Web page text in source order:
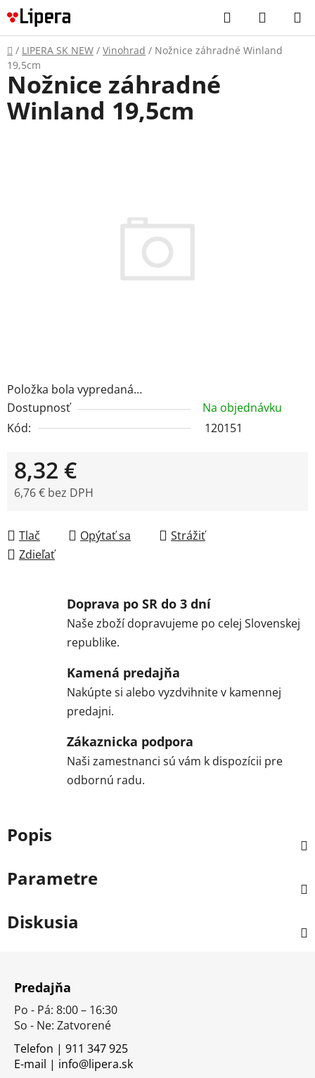
Prejsť
na
obsah
Hľadať
KOŠÍK
Domov
/ LIPERA SK NEW / Vinohrad / Nožnice záhradné Winland
19,5cm
Položka bola vypredaná…
Dostupnosť
Na objednávku
Kód:
120151
8,32 €
6,76 € bez DPH
Tlač
Opýtať sa
Strážiť
Zdieľať
Nožnice záhradné
Winland 19,5cm
Doprava po SR do 3 dní
Naše zboží dopravujeme po celej Slovenskej
republike.
Kamená predajňa
Nakúpte si alebo vyzdvihnite v kamennej
predajni.
Zákaznicka podpora
Naši zamestnanci sú vám k dispozícii pre
odbornú radu.
Popis
Parametre
Diskusia
Predajňa
Po - Pá: 8:00 – 16:30
So - Ne: Zatvorené
Telefon | 911 347 925
E-mail | info@lipera.sk